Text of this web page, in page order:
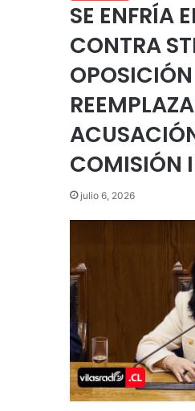
SE ENFRÍA
CONTRA
COMISIÓN
julio 6, 2026